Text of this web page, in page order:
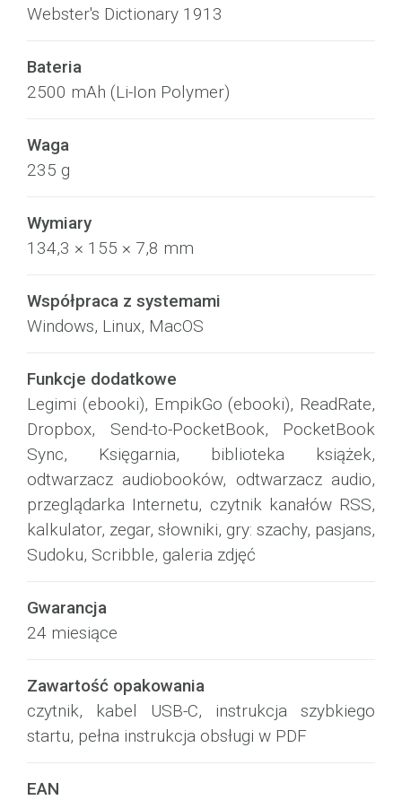
Webster's Dictionary 1913
Bateria
2500 mAh (Li-Ion Polymer)
Waga
235 g
Wymiary
134,3 × 155 × 7,8 mm
Współpraca z systemami
Windows, Linux, MacOS
Funkcje dodatkowe
Legimi (ebooki), EmpikGo (ebooki), ReadRate,
Dropbox, Send-to-PocketBook, PocketBook
Sync, Księgarnia, biblioteka książek,
odtwarzacz audiobooków, odtwarzacz audio,
przeglądarka Internetu, czytnik kanałów RSS,
kalkulator, zegar, słowniki, gry: szachy, pasjans,
Sudoku, Scribble, galeria zdjęć
Gwarancja
24 miesiące
Zawartość opakowania
czytnik, kabel USB-C, instrukcja szybkiego
startu, pełna instrukcja obsługi w PDF
EAN